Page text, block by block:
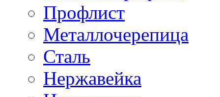
Профлист
Металлочерепица
Сталь
Нержавейка